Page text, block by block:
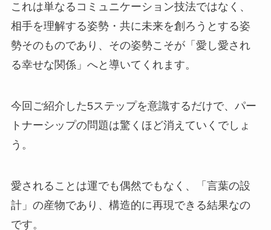
これは単なるコミュニケーション技法ではなく、
相手を理解する姿勢・共に未来を創ろうとする姿
勢そのものであり、その姿勢こそが「愛し愛され
る幸せな関係」へと導いてくれます。
今回ご紹介した5ステップを意識するだけで、パー
トナーシップの問題は驚くほど消えていくでしょ
う。
愛されることは運でも偶然でもなく、「言葉の設
計」の産物であり、構造的に再現できる結果なの
です。